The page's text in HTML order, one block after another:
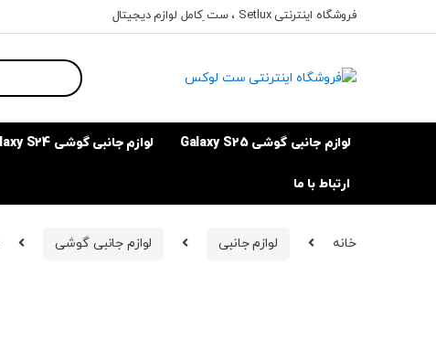
to
to
فروشگاه اینترنتی Setlux ، ست ِکامل لوازم دیجیتال
Search
for:
لوازم جانبی گوشی Galaxy S25 لوازم جانبی گوشی Galaxy S24
ارتباط با ما
خانه لوازم جانبی لوازم جانبی گوشی